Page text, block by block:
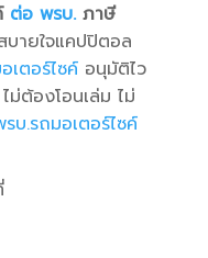
ต่อ พรบ.ภาษี
ายใจแคปปิตอล
เตอร์ไซค์อนุมัติไว
ม่ต้องโอนเล่ม ไม่
บ.รถมอเตอร์ไซค์